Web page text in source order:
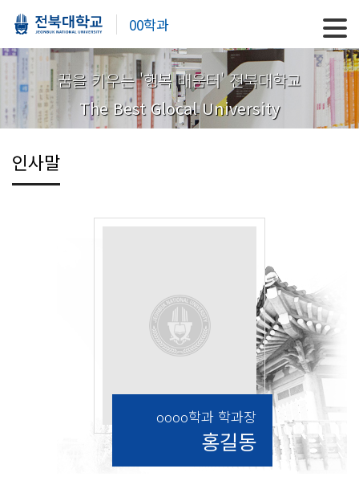
00학과
꿈을 키우는 '행복 배움터' 전북대학교
The Best Glocal University
인사말
oooo학과 학과장
홍길동